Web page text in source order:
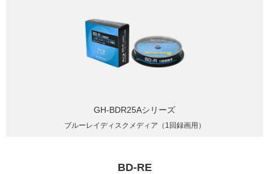
GH-BDR25Aシリーズ
ブルーレイディスクメディア（1回録画用）
BD-RE